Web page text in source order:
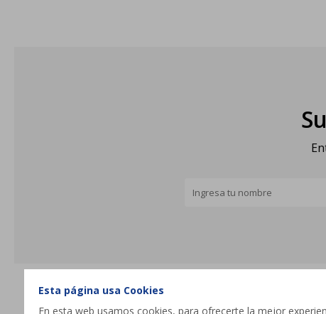
Esta página usa Cookies
En esta web usamos cookies, para ofrecerte la mejor